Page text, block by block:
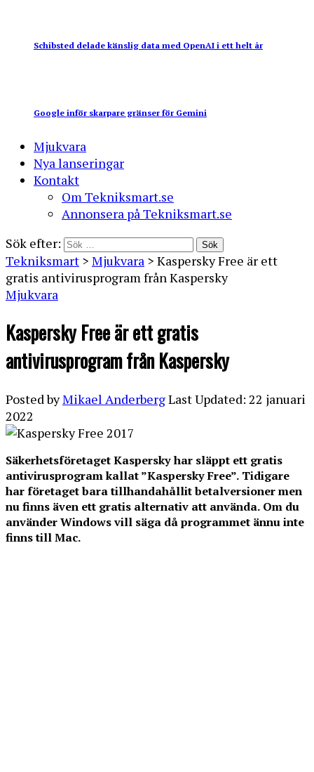
Schibsted delade känslig data med OpenAI i ett helt år
Google inför skarpare gränser för Gemini
Mjukvara
Nya lanseringar
Kontakt
Om Tekniksmart.se
Annonsera på Tekniksmart.se
Sök efter:
Tekniksmart > Mjukvara > Kaspersky Free är ett
gratis antivirusprogram från Kaspersky
Mjukvara
Kaspersky Free är ett gratis
antivirusprogram från Kaspersky
Posted byMikael AnderbergLast Updated: 22 januari
2022
Säkerhetsföretaget Kaspersky har släppt ett gratis
antivirusprogram kallat ”Kaspersky Free”. Tidigare
har företaget bara tillhandahållit betalversioner men
nu finns även ett gratis alternativ att använda. Om du
använder Windows vill säga då programmet ännu inte
finns till Mac.